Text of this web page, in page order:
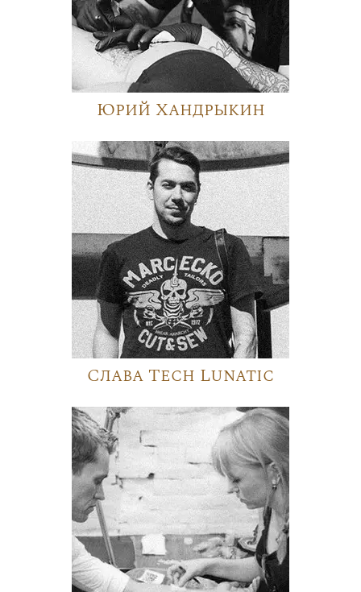
Юрий Хандрыкин
Слава Tech Lunatic